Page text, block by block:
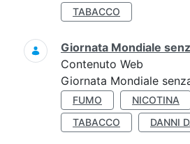
TABACCO
Giornata Mondiale
Contenuto Web
Giornata Mondiale
FUMO NICOTINA
TABACCO
DANNI